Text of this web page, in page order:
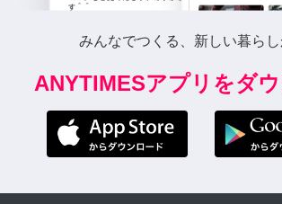
みんなでつくる、新しい暮らし
ANYTIMESアプリをダ